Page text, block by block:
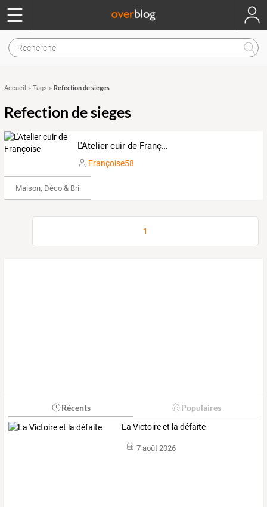
Accueil » Tags » Refection de sieges
Refection de sieges
L'Atelier cuir de Françoise
Françoise58
Maison, Déco & Bricolage
1
Récents Populaires
La Victoire et la défaite
7 août 2026